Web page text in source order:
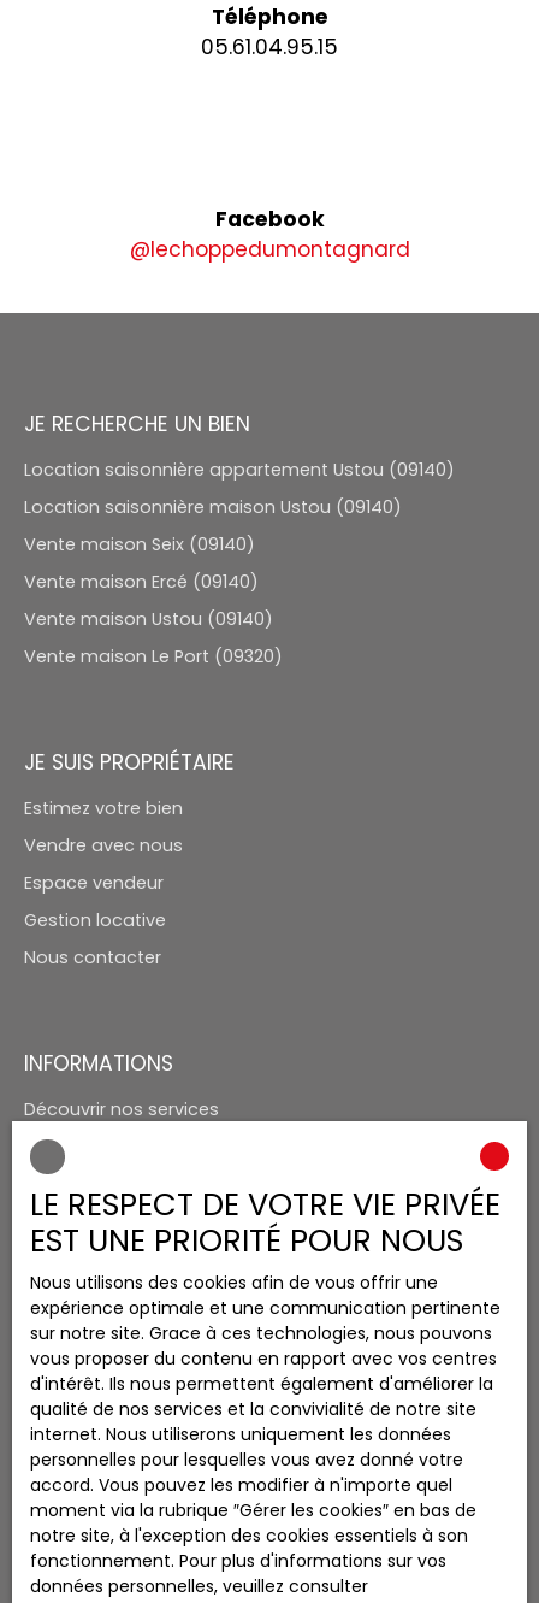
Téléphone
05.61.04.95.15
Facebook
@lechoppedumontagnard
JE RECHERCHE UN BIEN
Location saisonnière appartement Ustou (09140)
Location saisonnière maison Ustou (09140)
Vente maison Seix (09140)
Vente maison Ercé (09140)
Vente maison Ustou (09140)
Vente maison Le Port (09320)
JE SUIS PROPRIÉTAIRE
Estimez votre bien
Vendre avec nous
Espace vendeur
Gestion locative
Nous contacter
INFORMATIONS
Découvrir nos services
Recrutement
Mentions légales
Politique de confidentialité
Plan du site
Gérer les cookies
Propulsé par
+33 5 61 03 09 08
LE RESPECT DE VOTRE VIE PRIVÉE
EST UNE PRIORITÉ POUR NOUS
Nous utilisons des cookies afin de vous offrir une
expérience optimale et une communication pertinente
sur notre site. Grace à ces technologies, nous pouvons
vous proposer du contenu en rapport avec vos centres
d'intérêt. Ils nous permettent également d'améliorer la
qualité de nos services et la convivialité de notre site
internet. Nous utiliserons uniquement les données
personnelles pour lesquelles vous avez donné votre
accord. Vous pouvez les modifier à n'importe quel
moment via la rubrique ″Gérer les cookies″ en bas de
notre site, à l'exception des cookies essentiels à son
fonctionnement. Pour plus d'informations sur vos
données personnelles, veuillez consulter